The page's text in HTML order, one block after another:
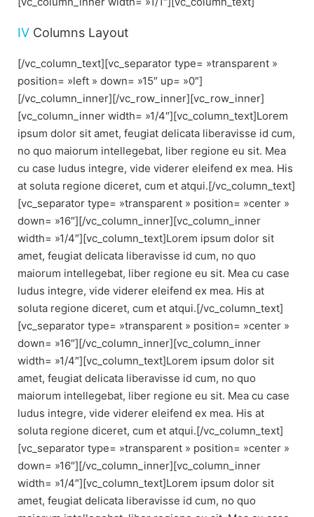
IV Columns Layout
[/vc_column_text][vc_separator type= »transparent »
position= »left » down= »15″ up= »0″]
[/vc_column_inner][/vc_row_inner][vc_row_inner]
[vc_column_inner width= »1/4″][vc_column_text]Lorem
ipsum dolor sit amet, feugiat delicata liberavisse id cum,
no quo maiorum intellegebat, liber regione eu sit. Mea
cu case ludus integre, vide viderer eleifend ex mea. His
at soluta regione diceret, cum et atqui.[/vc_column_text]
[vc_separator type= »transparent » position= »center »
down= »16″][/vc_column_inner][vc_column_inner
width= »1/4″][vc_column_text]Lorem ipsum dolor sit
amet, feugiat delicata liberavisse id cum, no quo
maiorum intellegebat, liber regione eu sit. Mea cu case
ludus integre, vide viderer eleifend ex mea. His at
soluta regione diceret, cum et atqui.[/vc_column_text]
[vc_separator type= »transparent » position= »center »
down= »16″][/vc_column_inner][vc_column_inner
width= »1/4″][vc_column_text]Lorem ipsum dolor sit
amet, feugiat delicata liberavisse id cum, no quo
maiorum intellegebat, liber regione eu sit. Mea cu case
ludus integre, vide viderer eleifend ex mea. His at
soluta regione diceret, cum et atqui.[/vc_column_text]
[vc_separator type= »transparent » position= »center »
down= »16″][/vc_column_inner][vc_column_inner
width= »1/4″][vc_column_text]Lorem ipsum dolor sit
amet, feugiat delicata liberavisse id cum, no quo